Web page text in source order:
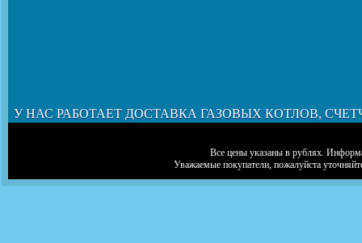
У НАС РАБОТАЕТ ДОСТАВКА ГАЗОВЫХ КОТЛОВ,
Все цены указаны в рублях.
Уважаемые покупатели, пожалуйста